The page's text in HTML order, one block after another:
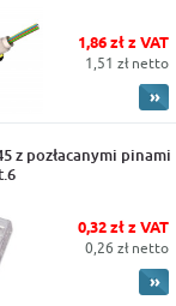
1,86 zł z VAT
1,51 zł netto
z pozłacanymi pinami
0,32 zł z VAT
0,26 zł netto